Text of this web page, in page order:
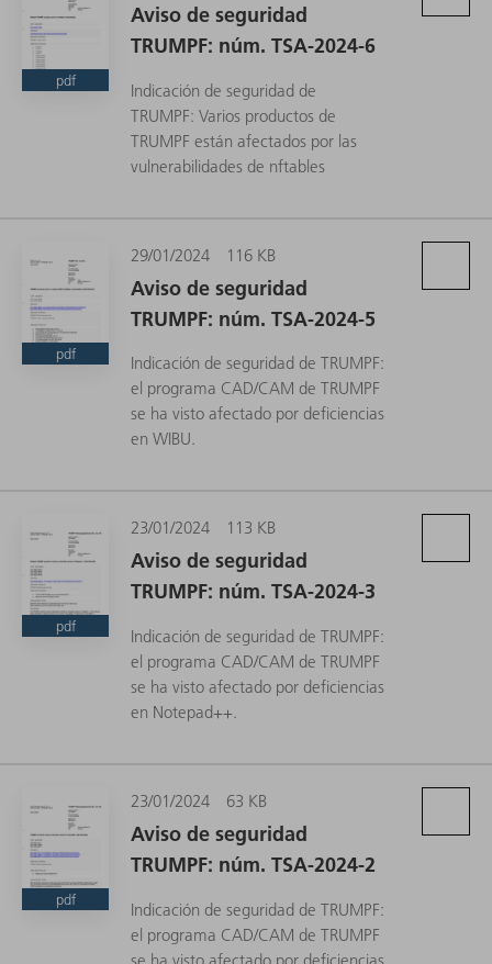
pdf
Aviso de seguridad
TRUMPF: núm. TSA-2024-6
Indicación de seguridad de
TRUMPF: Varios productos de
TRUMPF están afectados por las
vulnerabilidades de nftables
pdf
29/01/2024 116 KB
Aviso de seguridad
TRUMPF: núm. TSA-2024-5
Indicación de seguridad de TRUMPF:
el programa CAD/CAM de TRUMPF
se ha visto afectado por deficiencias
en WIBU.
pdf
23/01/2024 113 KB
Aviso de seguridad
TRUMPF: núm. TSA-2024-3
Indicación de seguridad de TRUMPF:
el programa CAD/CAM de TRUMPF
se ha visto afectado por deficiencias
en Notepad++.
pdf
23/01/2024 63 KB
Aviso de seguridad
TRUMPF: núm. TSA-2024-2
Indicación de seguridad de TRUMPF:
el programa CAD/CAM de TRUMPF